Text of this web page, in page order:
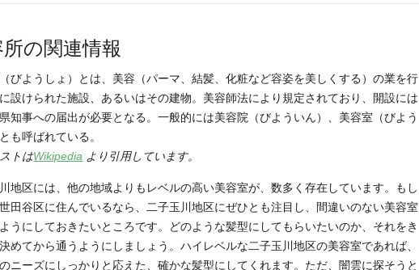
の関連情報
びようしょ）とは、美容（パーマ、結髪、化粧など容姿を美しくする）の業を行
設けられた施設、あるいはその建物。美容師法により規定されており、開設には
知事への届出が必要となる。一般的には美容院（びよういん）、美容室（びよう
も呼ばれている。
トはWikipedia より引用しています。
地区には、他の地域よりもレベルの高い美容室が、数多く存在しています。もし
田谷区に住んでいるなら、二子玉川地区にぜひとも注目し、間違いのない美容室
うにしておきたいところです。どのような髪型にしてもらいたいのか、それをき
めてから通うようにしましょう。ハイレベルな二子玉川地区の美容室であれば、
ニーズにしっかりと応えた、確かな髪型にしてくれます。ただ、闇雲に探そうと